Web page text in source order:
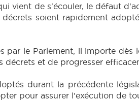
vient de s'écouler, le défaut
soient rapidement
par le Parlement, il importe
et de progresser
durant la précédente
pour assurer l'exécution de